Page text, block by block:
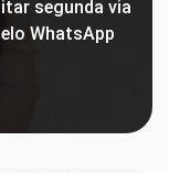
segunda via
WhatsApp